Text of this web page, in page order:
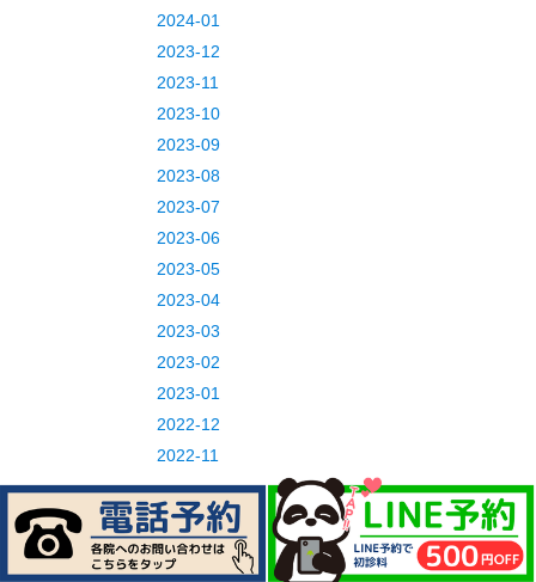
2024-01
2023-12
2023-11
2023-10
2023-09
2023-08
2023-07
2023-06
2023-05
2023-04
2023-03
2023-02
2023-01
2022-12
2022-11
2022-10
2022-09
2022-08